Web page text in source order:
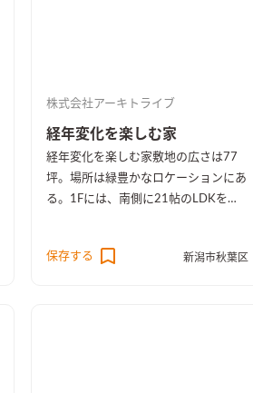
株式会社アーキトライブ
経年変化を楽しむ家
経年変化を楽しむ家敷地の広さは77
坪。場所は緑豊かなロケーションにあ
る。1Fには、南側に21帖のLDKを計
ーズを設置し、シューズ以外の収納も
保存する 新潟市秋葉区